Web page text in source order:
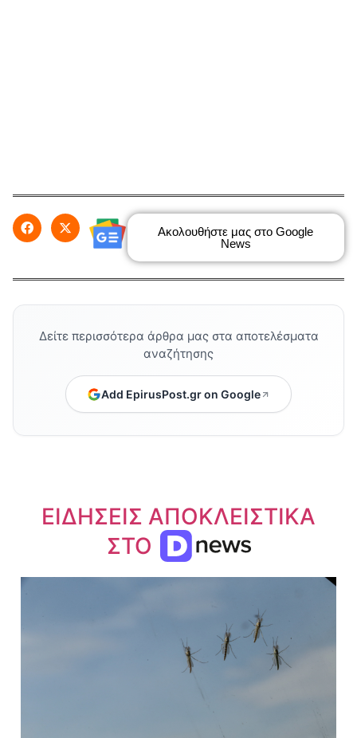
Ακολουθήστε μας στο Google
News
Δείτε περισσότερα άρθρα μας στα αποτελέσματα
αναζήτησης
Add EpirusPost.gr on Google
ΕΙΔΗΣΕΙΣ ΑΠΟΚΛΕΙΣΤΙΚΑ
ΣΤΟ